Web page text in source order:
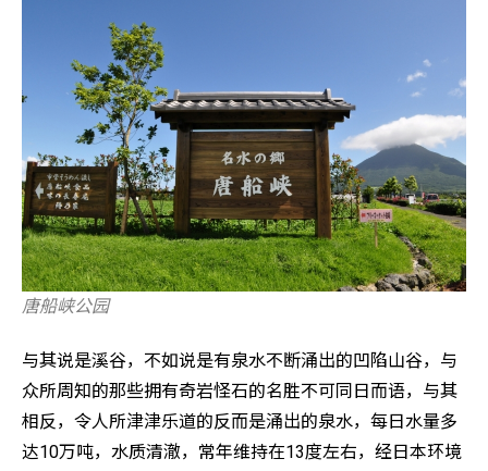
唐船峡公园
与其说是溪谷，不如说是有泉水不断涌出的凹陷山谷，与
众所周知的那些拥有奇岩怪石的名胜不可同日而语，与其
相反，令人所津津乐道的反而是涌出的泉水，每日水量多
达10万吨，水质清澈，常年维持在13度左右，经日本环境